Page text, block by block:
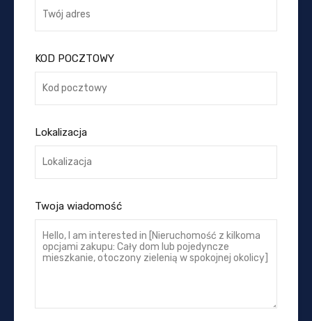
KOD POCZTOWY
Lokalizacja
Twoja wiadomość